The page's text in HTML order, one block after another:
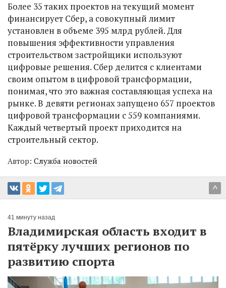
Более 35 таких проектов на текущий момент
финансирует Сбер, а совокупный лимит
установлен в объеме 395 млрд рублей. Для
повышения эффективности управления
строительством застройщики используют
цифровые решения. Сбер делится с клиентами
своим опытом в цифровой трансформации,
понимая, что это важная составляющая успеха на
рынке. В девяти регионах запущено 657 проектов
цифровой трансформации с 559 компаниями.
Каждый четвертый проект приходится на
строительный сектор.
Автор: Служба новостей
^
41 минуту назад
Владимирская область входит в
пятёрку лучших регионов по
развитию спорта